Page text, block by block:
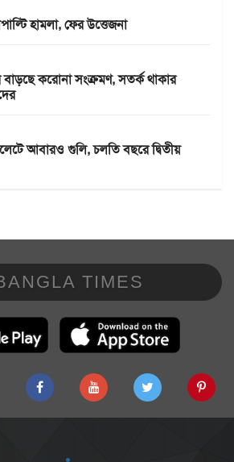
হামলা, ফের উত্তেজনা
বাড়ছে করোনা সংক্রমণ, সতর্ক থাকার
আবারও গুলি, চলতি বছরে দ্বিতীয়
TIMES